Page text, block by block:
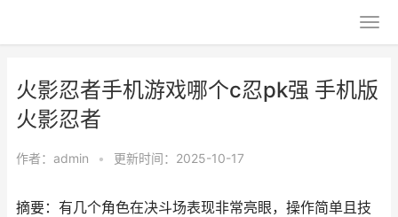
火影忍者手机游戏哪个c忍pk强 手机版
火影忍者
作者： admin • 更新时间：2025-10-17
摘要：有几个角色在决斗场表现非常亮眼，操作简单且技